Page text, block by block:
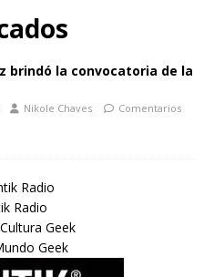
brindó la convocatoria de la
Nikole Chaves
Comentarios
Radio
Geek